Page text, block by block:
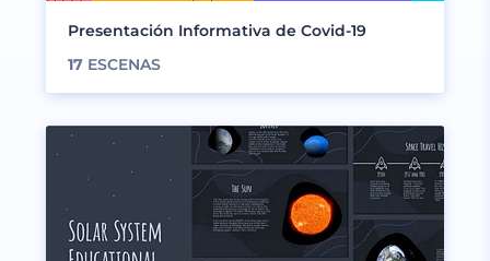
Presentación Informativa de Covid-19
17 ESCENAS